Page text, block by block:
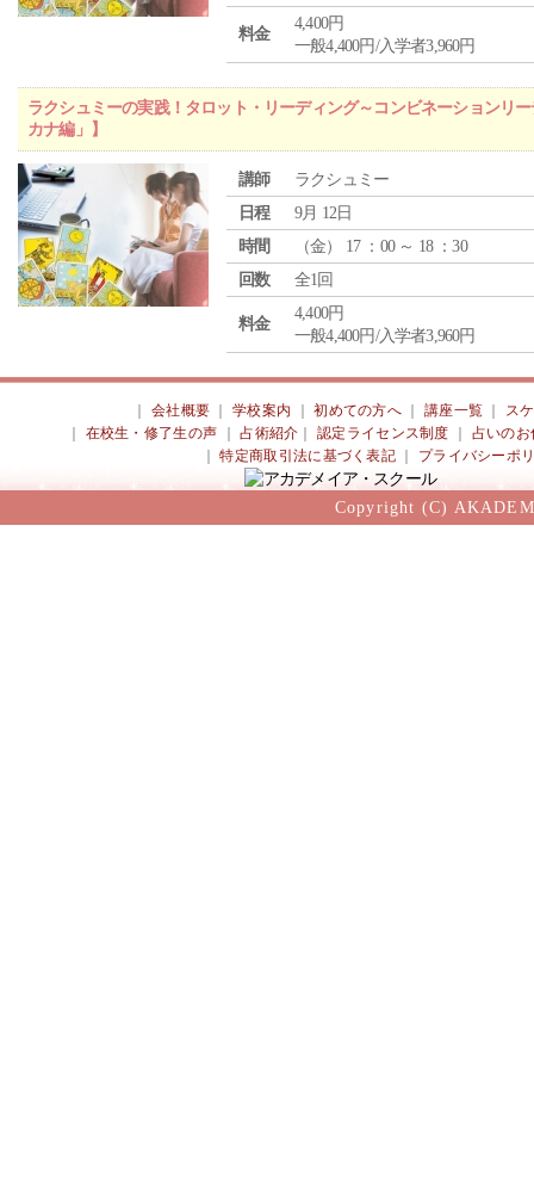
料金
4,400円
一般4,400円/入学者3,960円
ラクシュミーの実践！タロット・リーディング～コンビネーションリ
カナ編」】
講師
ラクシュミー
日程
9月 12日
時間
（金） 17 ：00 ～ 18 ：30
回数
全1回
料金
4,400円
一般4,400円/入学者3,960円
会社概要 ｜学校案内 ｜初めての方へ 講座一覧
ス
在校生・修了生の声 ｜占術紹介 ｜認定ライセンス制度
占いのお
｜特定商取引法に基づく表記 プライバシーポ
Copyright (C)